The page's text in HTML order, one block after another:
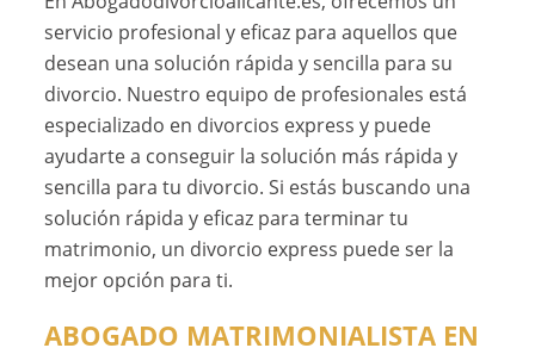
servicio profesional y eficaz para aquellos que
desean una solución rápida y sencilla para su
divorcio. Nuestro equipo de profesionales está
especializado en divorcios express y puede
ayudarte a conseguir la solución más rápida y
sencilla para tu divorcio. Si estás buscando una
solución rápida y eficaz para terminar tu
matrimonio, un divorcio express puede ser la
mejor opción para ti.
ABOGADO MATRIMONIALISTA EN